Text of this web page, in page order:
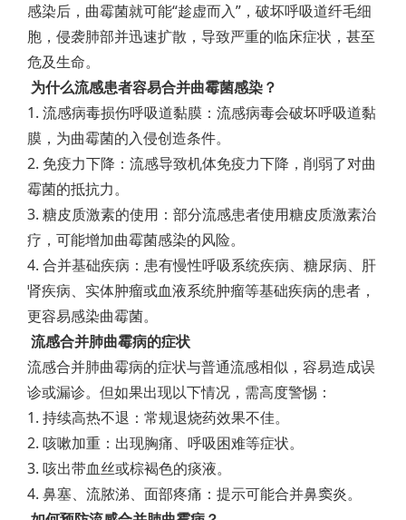
感染后，曲霉菌就可能“趁虚而入”，破坏呼吸道纤毛细
胞，侵袭肺部并迅速扩散，导致严重的临床症状，甚至
危及生命。
为什么流感患者容易合并曲霉菌感染？
1. 流感病毒损伤呼吸道黏膜：流感病毒会破坏呼吸道黏
膜，为曲霉菌的入侵创造条件。
2. 免疫力下降：流感导致机体免疫力下降，削弱了对曲
霉菌的抵抗力。
3. 糖皮质激素的使用：部分流感患者使用糖皮质激素治
疗，可能增加曲霉菌感染的风险。
4. 合并基础疾病：患有慢性呼吸系统疾病、糖尿病、肝
肾疾病、实体肿瘤或血液系统肿瘤等基础疾病的患者，
更容易感染曲霉菌。
流感合并肺曲霉病的症状
流感合并肺曲霉病的症状与普通流感相似，容易造成误
诊或漏诊。但如果出现以下情况，需高度警惕：
1. 持续高热不退：常规退烧药效果不佳。
2. 咳嗽加重：出现胸痛、呼吸困难等症状。
3. 咳出带血丝或棕褐色的痰液。
4. 鼻塞、流脓涕、面部疼痛：提示可能合并鼻窦炎。